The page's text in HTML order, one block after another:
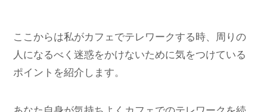
ここからは私がカフェでテレワークする時、周りの
人になるべく迷惑をかけないために気をつけている
ポイントを紹介します。